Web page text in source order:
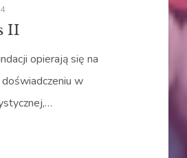
II
opierają się na
w